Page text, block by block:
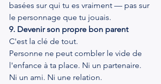
basées sur qui tu es vraiment — pas sur
le personnage que tu jouais.
9. Devenir son propre bon parent
C'est la clé de tout.
Personne ne peut combler le vide de
l'enfance à ta place. Ni un partenaire.
Ni un ami. Ni une relation.